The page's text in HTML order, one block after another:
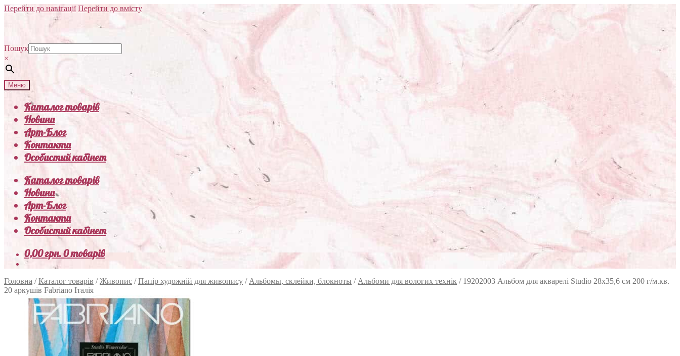
Перейти до навігації Перейти до вмісту
Пошук
×
Меню
Каталог товарів
Новини
Арт-Блог
Контакти
Особистий кабінет
Каталог товарів
Новини
Арт-Блог
Контакти
Особистий кабінет
0,00грн.0 товарів
Головна /Каталог товарів /Живопис /Папір художній для живопису / Альбомы, склейки, блокноты / Альбоми для вологих технік / 19202003 Альбом для акварелі Studio 28х35,6 см 200 г/м.кв.
20 аркушів Fabriano Італія